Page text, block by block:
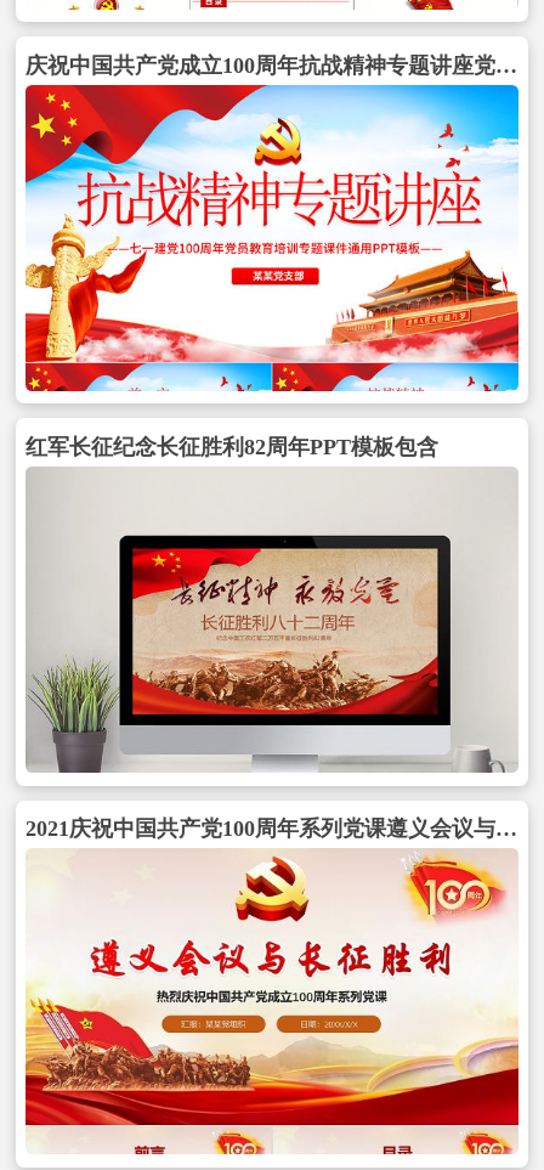
庆祝中国共产党成立100周年抗战精神专题讲座党政党课PPT模板包含
红军长征纪念长征胜利82周年PPT模板包含
2021庆祝中国共产党100周年系列党课遵义会议与长征胜利PPT包含